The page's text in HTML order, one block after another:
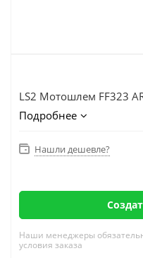
LS2 Мотошлем FF323
Подробнее
Нашли дешевле?
Наши менеджеры
условия заказа